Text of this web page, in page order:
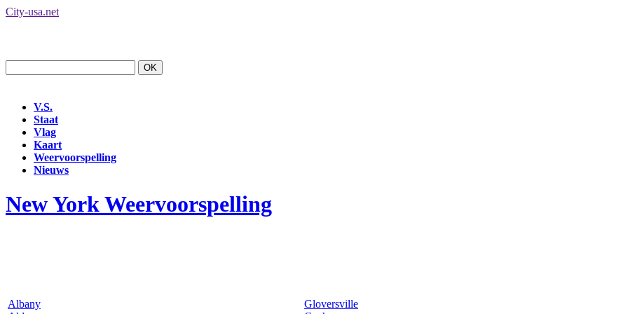
City-usa.net
V.S.
Staat
Vlag
Kaart
Weervoorspelling
Nieuws
New York Weervoorspelling
Albany
Gloversville